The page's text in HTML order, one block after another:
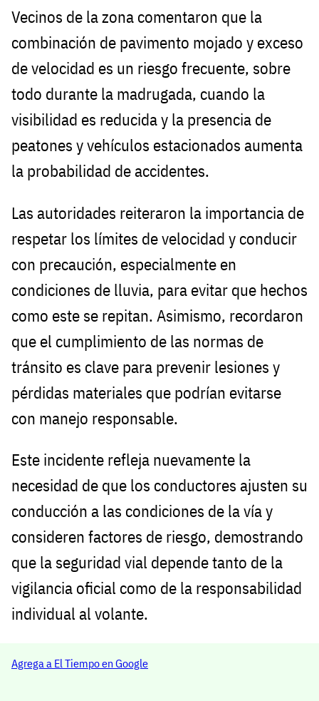
Vecinos de la zona comentaron que la
combinación de pavimento mojado y exceso
de velocidad es un riesgo frecuente, sobre
todo durante la madrugada, cuando la
visibilidad es reducida y la presencia de
peatones y vehículos estacionados aumenta
la probabilidad de accidentes.
Las autoridades reiteraron la importancia de
respetar los límites de velocidad y conducir
con precaución, especialmente en
condiciones de lluvia, para evitar que hechos
como este se repitan. Asimismo, recordaron
que el cumplimiento de las normas de
tránsito es clave para prevenir lesiones y
pérdidas materiales que podrían evitarse
con manejo responsable.
Este incidente refleja nuevamente la
necesidad de que los conductores ajusten su
conducción a las condiciones de la vía y
consideren factores de riesgo, demostrando
que la seguridad vial depende tanto de la
vigilancia oficial como de la responsabilidad
individual al volante.
Agrega a El Tiempo en Google